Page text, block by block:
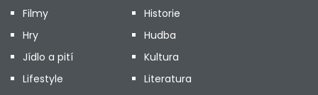
Filmy
Historie
Hry
Hudba
Jídlo a pití
Kultura
Lifestyle
Literatura